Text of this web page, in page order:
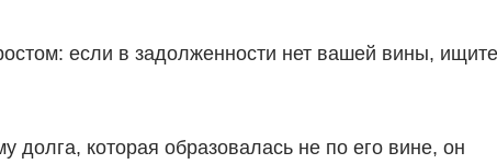
если в задолженности нет вашей вины, ищите
долга, которая образовалась не по его вине, он